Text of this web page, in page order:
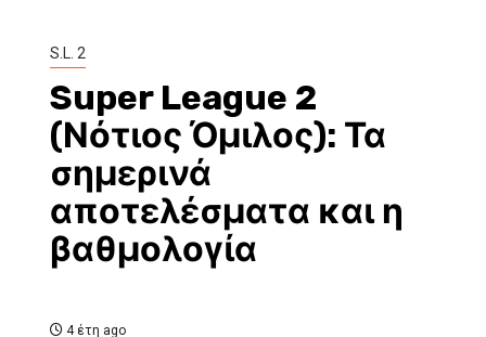
S.L. 2
Super League 2
(Νότιος Όμιλος): Τα
σημερινά
αποτελέσματα και η
βαθμολογία
4 έτη ago